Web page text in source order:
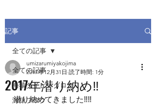
記事
全ての記事
海猿ダイビングログ
海猿ブログ
全ての記事
2017年潜り納め‼
umizarumiyakojima
2017年12月31日 読了時間: 1分
潜り納めてきました‼‼